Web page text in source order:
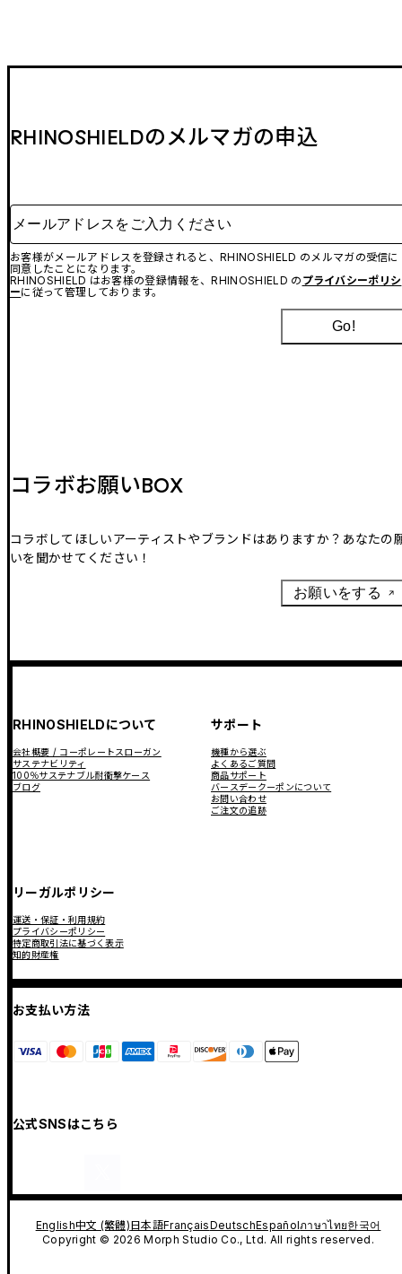
RHINOSHIELDのメルマガの申込
メールアドレスをご入力ください
お客様がメールアドレスを登録されると、RHINOSHIELD のメルマガの受信に
同意したことになります。
RHINOSHIELD はお客様の登録情報を、RHINOSHIELD の プライバシーポリシ
ーに従って管理しております。
Go!
コラボお願いBOX
コラボしてほしいアーティストやブランドはありますか？あなたの
いを聞かせてください！
お願いをする
RHINOSHIELDについて
会社概要 / コーポレートスローガン
サステナビリティ
100％サステナブル耐衝撃ケース
ブログ
サポート
機種から選ぶ
よくあるご質問
商品サポート
バースデークーポンについて
お問い合わせ
ご注文の追跡
リーガルポリシー
運送・保証・利用規約
プライバシーポリシー
特定商取引法に基づく表示
知的財産権
お支払い方法
公式SNSはこちら
English中文 (繁體)日本語FrançaisDeutschEspañolภาษาไทย한국어
Copyright © 2026 Morph Studio Co., Ltd. All rights reserved.